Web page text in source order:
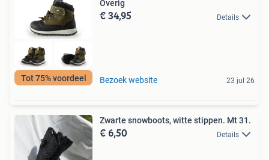
Tot 75% voordeel
Overig
€ 34,95 Details
Bezoek website 23 jul 26
Zwarte snowboots, witte stippen. Mt 31.
€ 6,50 Details